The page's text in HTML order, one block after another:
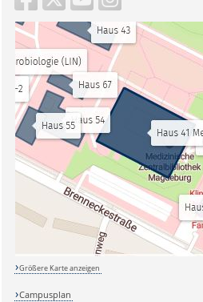
Größere Karte anzeigen
Campusplan